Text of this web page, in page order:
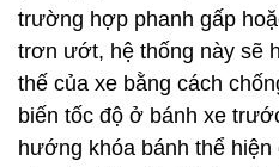
trường hợp phanh gấp
trơn ướt, hệ thống này sẽ
thế của xe bằng cách
biến tốc độ ở bánh xe
hướng khóa bánh thể